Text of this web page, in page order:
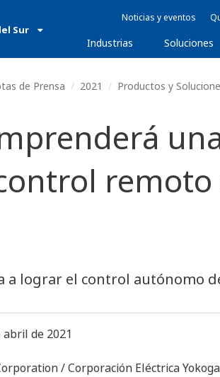
Sur
Noticias y eventos
Industrias Soluciones
de Prensa 2021 Productos y
a lograr el control autónomo
abril de 2021
/ Corporación Eléctrica